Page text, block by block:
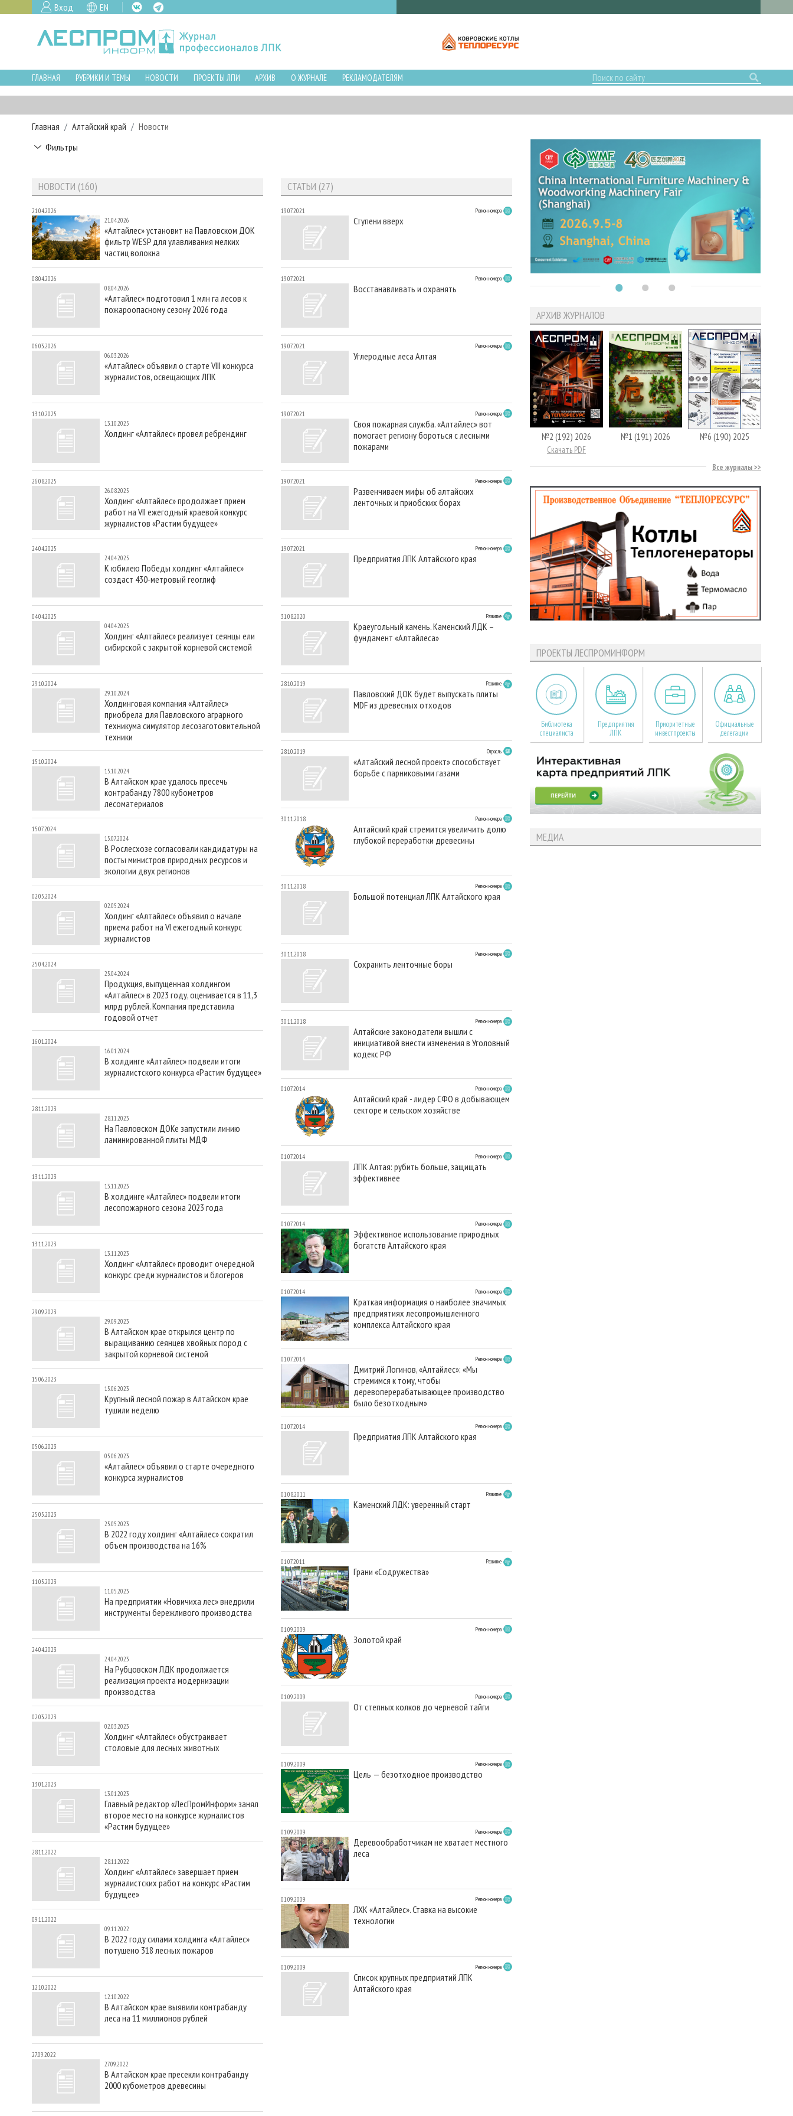
Вход EN
ГЛАВНАЯ РУБРИКИ И ТЕМЫ НОВОСТИ ПРОЕКТЫ ЛПИ АРХИВ О ЖУРНАЛЕ РЕКЛАМОДАТЕЛЯМ
Главная Алтайский край
Новости
Фильтры
НОВОСТИ (160)
21.04.2026
21.04.2026
«Алтайлес» установит на Павловском ДОК
фильтр WESP для улавливания мелких
частиц волокна
08.04.2026
08.04.2026
«Алтайлес» подготовил 1 млн га лесов к
пожароопасному сезону 2026 года
06.03.2026
06.03.2026
«Алтайлес» объявил о старте VIII конкурса
журналистов, освещающих ЛПК
13.10.2025
13.10.2025
Холдинг «Алтайлес» провел ребрендинг
26.08.2025
26.08.2025
Холдинг «Алтайлес» продолжает прием
работ на VII ежегодный краевой конкурс
журналистов «Растим будущее»
24.04.2025
24.04.2025
К юбилею Победы холдинг «Алтайлес»
создаст 430-метровый геоглиф
04.04.2025
04.04.2025
Холдинг «Алтайлес» реализует сеянцы ели
сибирской с закрытой корневой системой
29.10.2024
29.10.2024
Холдинговая компания «Алтайлес»
приобрела для Павловского аграрного
техникума симулятор лесозаготовительной
техники
15.10.2024
15.10.2024
В Алтайском крае удалось пресечь
контрабанду 7800 кубометров
лесоматериалов
15.07.2024
15.07.2024
В Рослесхозе согласовали кандидатуры на
посты министров природных ресурсов и
экологии двух регионов
02.05.2024
02.05.2024
Холдинг «Алтайлес» объявил о начале
приема работ на VI ежегодный конкурс
журналистов
25.04.2024
25.04.2024
Продукция, выпущенная холдингом
«Алтайлес» в 2023 году, оценивается в 11,3
млрд рублей. Компания представила
годовой отчет
16.01.2024
16.01.2024
В холдинге «Алтайлес» подвели итоги
журналистского конкурса «Растим будущее»
28.11.2023
28.11.2023
На Павловском ДОКе запустили линию
ламинированной плиты МДФ
13.11.2023
13.11.2023
В холдинге «Алтайлес» подвели итоги
лесопожарного сезона 2023 года
13.11.2023
13.11.2023
Холдинг «Алтайлес» проводит очередной
конкурс среди журналистов и блогеров
29.09.2023
29.09.2023
В Алтайском крае открылся центр по
выращиванию сеянцев хвойных пород с
закрытой корневой системой
15.06.2023
15.06.2023
Крупный лесной пожар в Алтайском крае
тушили неделю
05.06.2023
05.06.2023
«Алтайлес» объявил о старте очередного
конкурса журналистов
25.05.2023
25.05.2023
В 2022 году холдинг «Алтайлес» сократил
объем производства на 16%
11.05.2023
11.05.2023
На предприятии «Новичиха лес» внедрили
инструменты бережливого производства
24.04.2023
24.04.2023
На Рубцовском ЛДК продолжается
реализация проекта модернизации
производства
02.03.2023
02.03.2023
Холдинг «Алтайлес» обустраивает
столовые для лесных животных
13.01.2023
13.01.2023
Главный редактор «ЛесПромИнформ» занял
второе место на конкурсе журналистов
«Растим будущее»
28.11.2022
28.11.2022
Холдинг «Алтайлес» завершает прием
журналистских работ на конкурс «Растим
будущее»
09.11.2022
09.11.2022
В 2022 году силами холдинга «Алтайлес»
потушено 318 лесных пожаров
12.10.2022
12.10.2022
В Алтайском крае выявили контрабанду
леса на 11 миллионов рублей
27.09.2022
27.09.2022
В Алтайском крае пресекли контрабанду
2000 кубометров древесины
СТАТЬИ (27)
19.07.2021 Регион номера
Ступени вверх
19.07.2021 Регион номера
Восстанавливать и охранять
19.07.2021 Регион номера
Углеродные леса Алтая
19.07.2021 Регион номера
Своя пожарная служба. «Алтайлес» вот
помогает региону бороться с лесными
пожарами
19.07.2021 Регион номера
Развенчиваем мифы об алтайских
ленточных и приобских борах
19.07.2021 Регион номера
Предприятия ЛПК Алтайского края
31.08.2020 Развитие
Краеугольный камень. Каменский ЛДК –
фундамент «Алтайлеса»
28.10.2019 Развитие
Павловский ДОК будет выпускать плиты
MDF из древесных отходов
28.10.2019 Отрасль
«Алтайский лесной проект» способствует
борьбе с парниковыми газами
30.11.2018 Регион номера
Алтайский край стремится увеличить долю
глубокой переработки древесины
30.11.2018 Регион номера
Большой потенциал ЛПК Алтайского края
30.11.2018 Регион номера
Сохранить ленточные боры
30.11.2018 Регион номера
Алтайские законодатели вышли с
инициативой внести изменения в Уголовный
кодекс РФ
01.07.2014 Регион номера
Алтайский край - лидер СФО в добывающем
секторе и сельском хозяйстве
01.07.2014 Регион номера
ЛПК Алтая: рубить больше, защищать
эффективнее
01.07.2014 Регион номера
Эффективное использование природных
богатств Алтайского края
01.07.2014 Регион номера
Краткая информация о наиболее значимых
предприятиях лесопромышленного
комплекса Алтайского края
01.07.2014 Регион номера
Дмитрий Логинов, «Алтайлес»: «Мы
стремимся к тому, чтобы
деревоперерабатывающее производство
было безотходным»
01.07.2014 Регион номера
Предприятия ЛПК Алтайского края
01.08.2011 Развитие
Каменский ЛДК: уверенный старт
01.07.2011 Развитие
Грани «Содружества»
01.09.2009 Регион номера
Золотой край
01.09.2009 Регион номера
От степных колков до черневой тайги
01.09.2009 Регион номера
Цель — безотходное производство
01.09.2009 Регион номера
Деревообработчикам не хватает местного
леса
01.09.2009 Регион номера
ЛХК «Алтайлес». Ставка на высокие
технологии
01.09.2009 Регион номера
Список крупных предприятий ЛПК
Алтайского края
АРХИВ ЖУРНАЛОВ
№2 (192) 2026
Скачать PDF
№1 (191) 2026 №6 (190) 2025
Все журналы
ПРОЕКТЫ ЛЕСПРОМИНФОРМ
Библиотека
специалиста
Предприятия
ЛПК
Приоритетные
инвестпроекты
Официальные
делегации
МЕДИА